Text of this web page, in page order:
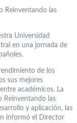
Reinventando las
Universidad
en una jornada de
de los
sus mejores
académicos. La
Reinventando las
y aplicación, las
informó el Director